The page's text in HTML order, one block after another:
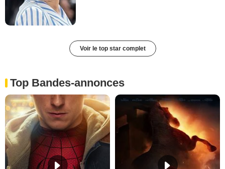
Voir le top star complet
Top Bandes-annonces